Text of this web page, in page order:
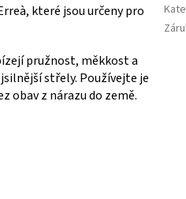
které jsou určeny pro
pružnost, měkkost a
střely. Používejte je
obav z nárazu do země.